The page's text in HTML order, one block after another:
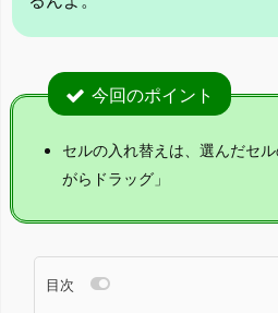
今回のポイント
セルの入れ替えは、選んだセ
がらドラッグ」
目次